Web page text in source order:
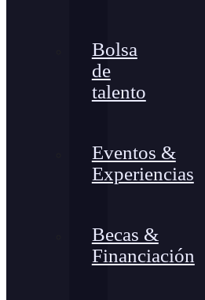
Bolsa
de
talento
Eventos &
Experiencias
Becas &
Financiación